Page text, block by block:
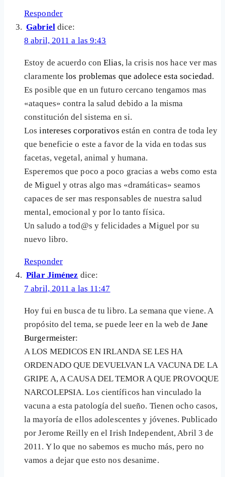
Responder
Gabriel dice:
8 abril, 2011 a las 9:43
Estoy de acuerdo conElias, la crisis nos hace ver mas
claramentelos problemas que adolece esta sociedad.
Es posible que en un futuro cercano tengamos mas
«ataques» contra la salud debido a la misma
constitución del sistema en si.
Losintereses corporativos están en contra de toda ley
que beneficie o este a favor de la vida en todas sus
facetas, vegetal, animal y humana.
Esperemos que poco a poco gracias a webs como esta
de Miguel y otras algo mas «dramáticas» seamos
capaces de ser mas responsables de nuestra salud
mental, emocional y por lo tanto física.
Un saludo a tod@s y felicidades a Miguel por su
nuevo libro.
Responder
Pilar Jiménez dice:
7 abril, 2011 a las 11:47
Hoy fui en busca de tu libro. La semana que viene. A
propósito del tema, se puede leer en la web de Jane
Burgermeister:
A LOS MEDICOS EN IRLANDA SE LES HA
ORDENADO QUE DEVUELVAN LA VACUNA DE LA
GRIPE A, A CAUSA DEL TEMOR A QUE PROVOQUE
NARCOLEPSIA. Los científicos han vinculado la
vacuna a esta patología del sueño. Tienen ocho casos,
la mayoría de ellos adolescentes y jóvenes. Publicado
por Jerome Reilly en el Irish Independent, Abril 3 de
2011. Y lo que no sabemos es mucho más, pero no
vamos a dejar que esto nos desanime.